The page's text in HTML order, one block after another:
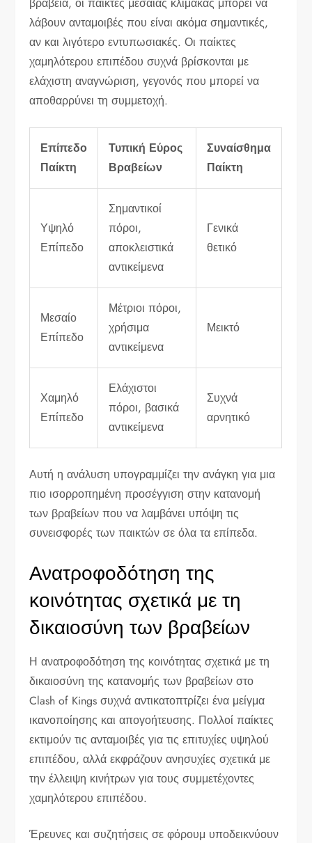
λάβουν ανταμοιβές που είναι ακόμα σημαντικές,
αν και λιγότερο εντυπωσιακές. Οι παίκτες
χαμηλότερου επιπέδου συχνά βρίσκονται με
ελάχιστη αναγνώριση, γεγονός που μπορεί να
αποθαρρύνει τη συμμετοχή.
Επίπεδο
Παίκτη
Τυπική Εύρος
Βραβείων
Συναίσθημα
Παίκτη
Υψηλό
Επίπεδο
Σημαντικοί
πόροι,
αποκλειστικά
αντικείμενα
Γενικά
θετικό
Μεσαίο
Επίπεδο
Μέτριοι πόροι,
χρήσιμα
αντικείμενα
Μεικτό
Χαμηλό
Επίπεδο
Ελάχιστοι
πόροι, βασικά
αντικείμενα
Συχνά
αρνητικό
Αυτή η ανάλυση υπογραμμίζει την ανάγκη για μια
πιο ισορροπημένη προσέγγιση στην κατανομή
των βραβείων που να λαμβάνει υπόψη τις
συνεισφορές των παικτών σε όλα τα επίπεδα.
Ανατροφοδότηση της
κοινότητας σχετικά με τη
δικαιοσύνη των βραβείων
Η ανατροφοδότηση της κοινότητας σχετικά με τη
δικαιοσύνη της κατανομής των βραβείων στο
Clash of Kings συχνά αντικατοπτρίζει ένα μείγμα
ικανοποίησης και απογοήτευσης. Πολλοί παίκτες
εκτιμούν τις ανταμοιβές για τις επιτυχίες υψηλού
επιπέδου, αλλά εκφράζουν ανησυχίες σχετικά με
την έλλειψη κινήτρων για τους συμμετέχοντες
χαμηλότερου επιπέδου.
Έρευνες και συζητήσεις σε φόρουμ υποδεικνύουν